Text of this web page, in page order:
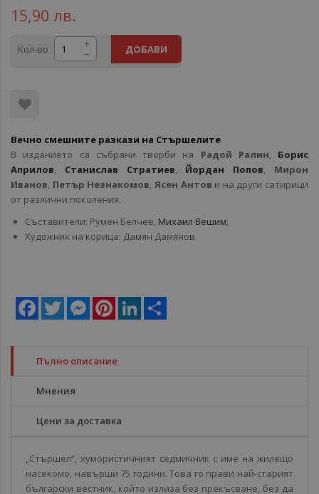
15,90 лв.
Кол-во ДОБАВИ
Вечно смешните разкази на Стършелите
В изданието са събрани творби на Радой Ралин, Борис
Априлов, Станислав Стратиев, Йордан Попов, Мирон
Иванов, Петър Незнакомов, Ясен Антов и на други сатирици
от различни поколения.
Съставители: Румен Белчев, Михаил Вешим;
Художник на корица: Дамян Дамянов.
Facebook
Twitter MessengerPinterestLinkedIn
Пълно описание
Мнения
Цени за доставка
„Стършел“, хумористичният седмичник с име на жилещо
насекомо, навърши 75 години. Това го прави най-старият
български вестник, който излиза без прекъсване, без да